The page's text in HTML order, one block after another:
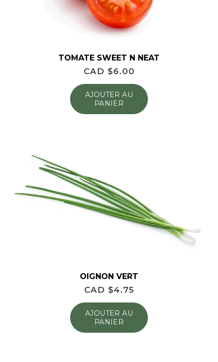
TOMATE SWEET N NEAT
CAD $6.00
AJOUTER AU
PANIER
OIGNON VERT
CAD $4.75
AJOUTER AU
PANIER